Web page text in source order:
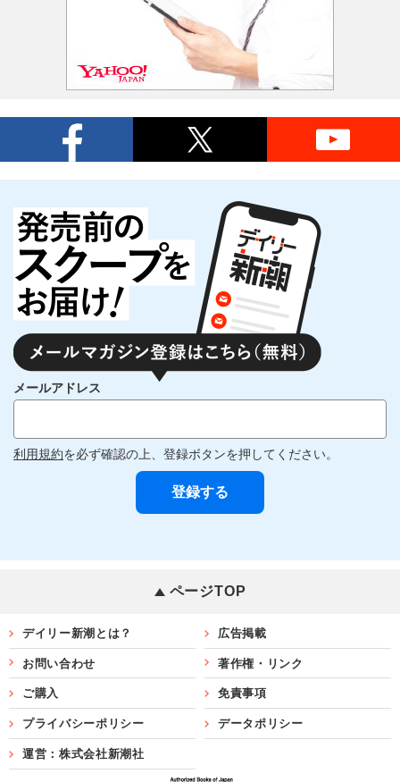
メールアドレス
利用規約を必ず確認の上、登録ボタンを押してください。
ページTOP
デイリー新潮とは？ 広告掲載
お問い合わせ 著作権・リンク
ご購入 免責事項
プライバシーポリシー データポリシー
運営：株式会社新潮社